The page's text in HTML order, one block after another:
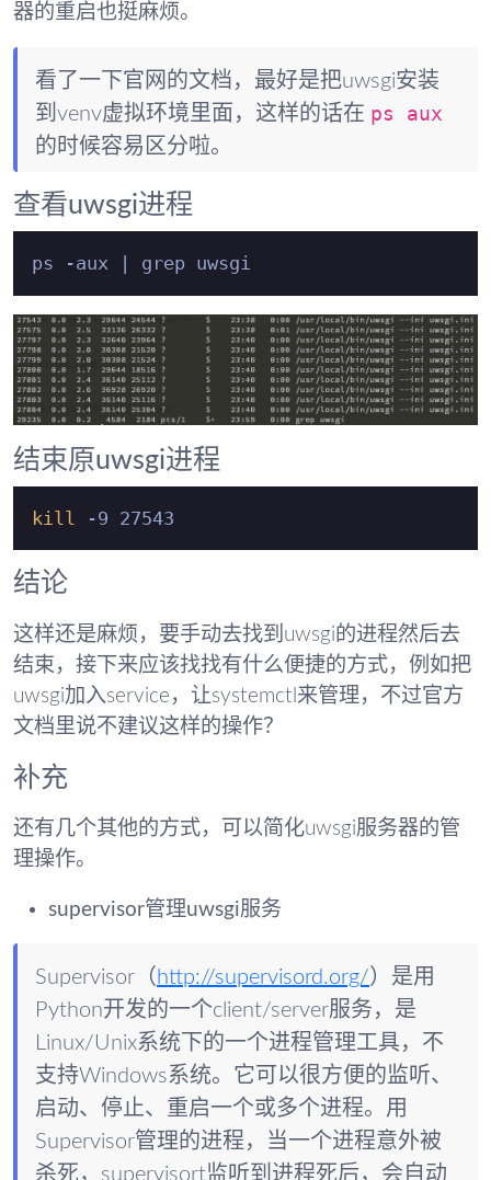
器的重启也挺麻烦。
看了一下官网的文档，最好是把uwsgi安装
到venv虚拟环境里面，这样的话在 ps aux
的时候容易区分啦。
查看uwsgi进程
结束原uwsgi进程
kill
结论
这样还是麻烦，要手动去找到uwsgi的进程然后去
结束，接下来应该找找有什么便捷的方式，例如把
uwsgi加入service，让systemctl来管理，不过官方
文档里说不建议这样的操作？
补充
还有几个其他的方式，可以简化uwsgi服务器的管
理操作。
supervisor管理uwsgi服务
Supervisor（ http://supervisord.org/ ）是用
Python开发的一个client/server服务，是
Linux/Unix系统下的一个进程管理工具，不
支持Windows系统。它可以很方便的监听、
启动、停止、重启一个或多个进程。用
Supervisor管理的进程，当一个进程意外被
杀死，supervisort监听到进程死后，会自动